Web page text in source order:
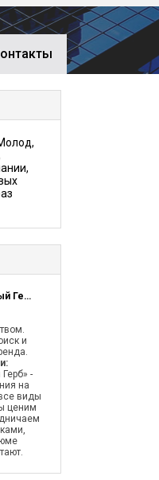
Агентство переводов Серебряный Герб
и
-
на
виды
ценим